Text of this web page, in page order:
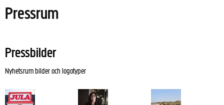
Pressrum
Pressbilder
Nyhetsrum bilder och logotyper